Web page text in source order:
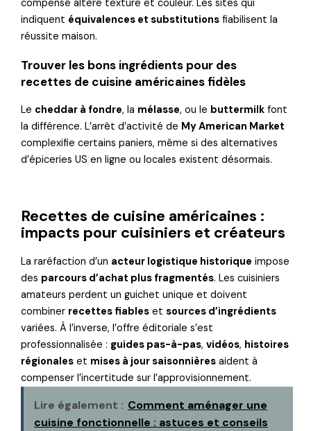
compensé altère texture et couleur. Les sites qui
indiquent équivalences et substitutions fiabilisent la
réussite maison.
Trouver les bons ingrédients pour des
recettes de cuisine américaines fidèles
Le cheddar à fondre, la mélasse, ou le buttermilk font
la différence. L’arrêt d’activité de My American Market
complexifie certains paniers, même si des alternatives
d’épiceries US en ligne ou locales existent désormais.
Recettes de cuisine américaines :
impacts pour cuisiniers et créateurs
La raréfaction d’un acteur logistique historique impose
des parcours d’achat plus fragmentés. Les cuisiniers
amateurs perdent un guichet unique et doivent
combiner recettes fiables etsources d’ingrédients
variées. À l’inverse, l’offre éditoriale s’est
professionnalisée : guides pas-à-pas,vidéos, histoires
régionales et mises à jour saisonnières aident à
compenser l’incertitude sur l’approvisionnement.
Lire également : Comment aménager une
cuisine fonctionnelle : astuces et conseils